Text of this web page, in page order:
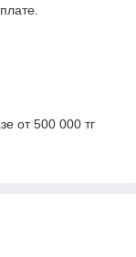
от 500 000 тг